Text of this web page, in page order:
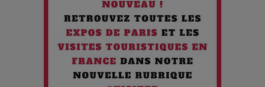
Chien 51 - Quand l’IA prend le pouvoir : une plongée dans un
futur troublant
Maïra Kerey, la “voix d’or du Kazakhstan”, célèbre ses 30
ans de carrière à la Salle Gaveau